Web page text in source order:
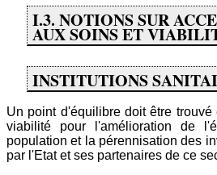
I.3. NOTIONS SUR
AUX SOINS ET
INSTITUTIONS
Un point d'équilibre doit être
viabilité pour l'amélioration de
population et la pérennisation des
par l'Etat et ses partenaires de ce